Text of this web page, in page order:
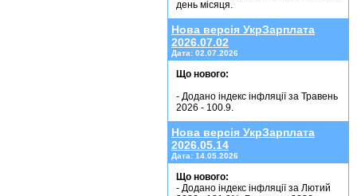
Нова версія УкрЗарплата
2026.07.02
Дата: 02.07.2026
Що нового:
- Додано індекс інфляції за Травень
Нова версія УкрЗарплата
2026.05.14
Дата: 14.05.2026
Що нового:
- Додано індекс інфляції за Лютий